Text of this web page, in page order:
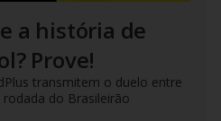
a história de
Prove!
transmitem o duelo entre
rodada do Brasileirão